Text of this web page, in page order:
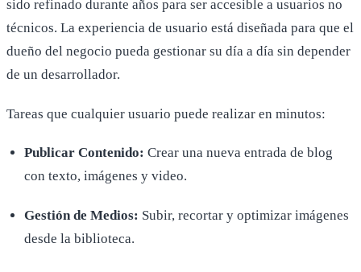
sido refinado durante años para ser accesible a usuarios no
técnicos. La experiencia de usuario está diseñada para que el
dueño del negocio pueda gestionar su día a día sin depender
de un desarrollador.
Tareas que cualquier usuario puede realizar en minutos:
Publicar Contenido: Crear una nueva entrada de blog
con texto, imágenes y video.
Gestión de Medios: Subir, recortar y optimizar imágenes
desde la biblioteca.